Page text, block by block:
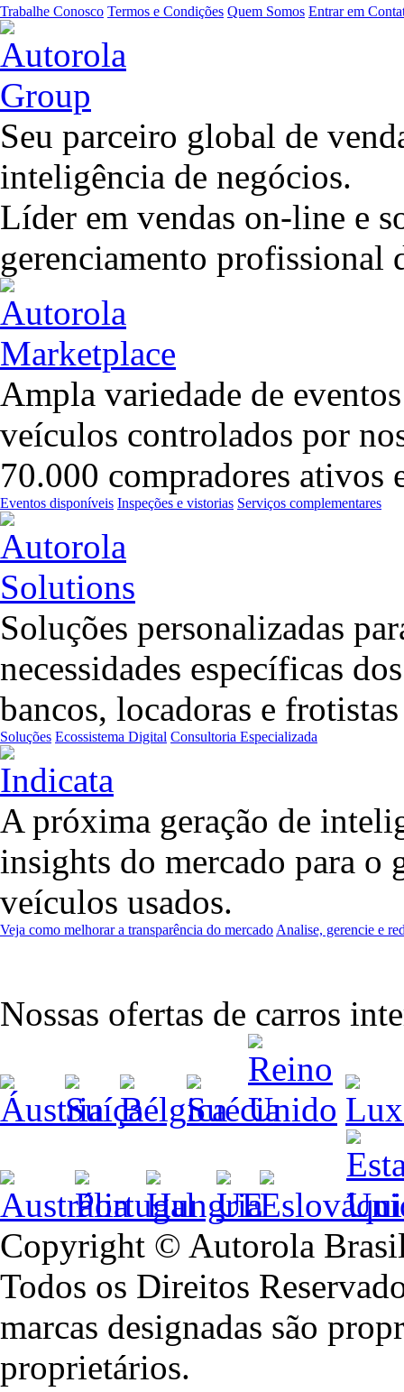
Trabalhe Conosco Termos e Condições Quem Somos Entrar em
Seu parceiro global de
inteligência de negócios.
Líder em vendas on-line e
gerenciamento profissional
Ampla variedade de
veículos controlados por
70.000 compradores ativos
Eventos disponíveis Inspeções e vistorias Serviços complementares
Soluções personalizadas
necessidades específicas
bancos, locadoras e
Soluções Ecossistema Digital Consultoria Especializada
A próxima geração de
insights do mercado para o
veículos usados.
Veja como melhorar a transparência do mercado Analise, gerencie e
Nossas ofertas de carros
Copyright © Autorola
Todos os Direitos
marcas designadas são
proprietários.